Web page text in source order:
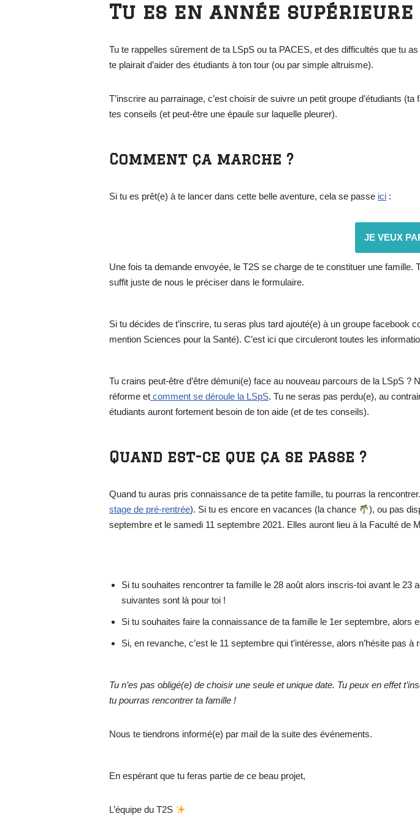
Tu es en année supérieure
Tu te rappelles sûrement de ta LSpS ou ta PACES, et des difficultés que tu
te plairait d’aider des étudiants à ton tour (ou par simple altruisme).
T’inscrire au parrainage, c’est choisir de suivre un petit groupe d’étudiants
tes conseils (et peut-être une épaule sur laquelle pleurer).
Comment ça marche ?
Si tu es prêt(e) à te lancer dans cette belle aventure, cela se passe ici :
JE VEUX
Une fois ta demande envoyée, le T2S se charge de te constituer une
suffit juste de nous le préciser dans le formulaire.
Si tu décides de t’inscrire, tu seras plus tard ajouté(e) à un groupe
mention Sciences pour la Santé). C’est ici que circuleront toutes les
Tu crains peut-être d’être démuni(e) face au nouveau parcours de la LSpS
réforme et comment se déroule la LSpS. Tu ne seras pas perdu(e), au
étudiants auront fortement besoin de ton aide (et de tes conseils).
Quand est-ce que ça se passe ?
Quand tu auras pris connaissance de ta petite famille, tu pourras la
stage de pré-rentrée). Si tu es encore en vacances (la chance
), ou pas
septembre et le samedi 11 septembre 2021. Elles auront lieu à la Faculté de
Si tu souhaites rencontrer ta famille le 28 août alors inscris-toi avant le 23
suivantes sont là pour toi !
Si tu souhaites faire la connaissance de ta famille le 1er septembre, alors
Si, en revanche, c’est le 11 septembre qui t’intéresse, alors n’hésite pas
Tu n’es pas obligé(e) de choisir une seule et unique date. Tu peux en effet
tu pourras rencontrer ta famille !
Nous te tiendrons informé(e) par mail de la suite des événements.
En espérant que tu feras partie de ce beau projet,
L’équipe du T2S